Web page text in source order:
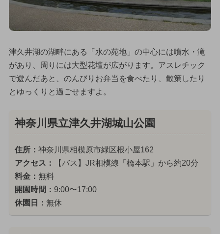
津久井湖の湖畔にある「水の苑地」の中心には噴水・滝
があり、周りには大型花壇が広がります。アスレチック
で遊んだあと、のんびりお弁当を食べたり、散策したり
とゆっくりと過ごせますよ。
神奈川県立津久井湖城山公園
住所： 神奈川県相模原市緑区根小屋162
アクセス：
【バス】JR相模線「橋本駅」から約20分
料金： 無料
開園時間： 9:00〜17:00
休園日： 無休